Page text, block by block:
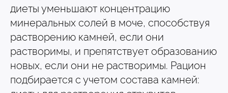
диеты уменьшают концентрацию
минеральных солей в моче, способствуя
растворению камней, если они
растворимы, и препятствует образованию
новых, если они не растворимы. Рацион
подбирается с учетом состава камней: